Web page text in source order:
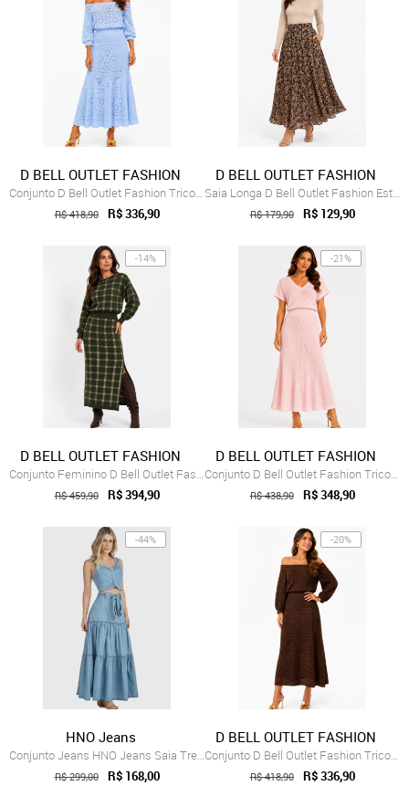
D BELL OUTLET FASHION
Conjunto D Bell Outlet Fashion Tricot Ma...
R$ 418,90 R$ 336,90
D BELL OUTLET FASHION
Saia Longa D Bell Outlet Fashion Estampa...
R$ 179,90 R$ 129,90
-14%
D BELL OUTLET FASHION
Conjunto Feminino D Bell Outlet Fashion ...
R$ 459,90 R$ 394,90
-21%
D BELL OUTLET FASHION
Conjunto D Bell Outlet Fashion Tricot Rosa
R$ 438,90 R$ 348,90
-44%
HNO Jeans
Conjunto Jeans HNO Jeans Saia Tres Maria...
R$ 299,00 R$ 168,00
-20%
D BELL OUTLET FASHION
Conjunto D Bell Outlet Fashion Tricot Ma...
R$ 418,90 R$ 336,90